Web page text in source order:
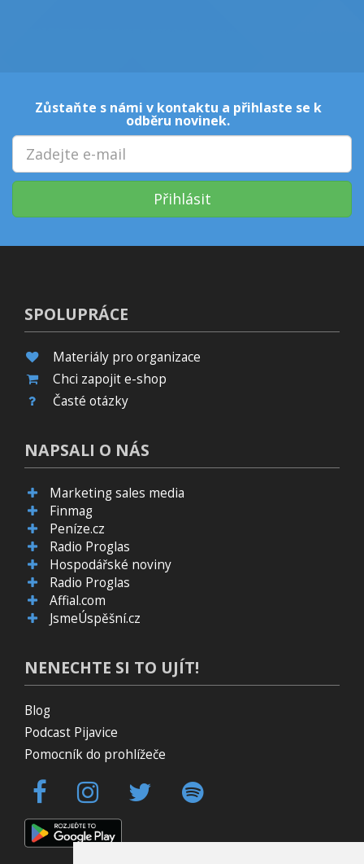
Zůstaňte s námi v kontaktu a přihlaste se k
odběru novinek.
Přihlásit
SPOLUPRÁCE
Materiály pro organizace
Chci zapojit e-shop
Časté otázky
NAPSALI O NÁS
Marketing sales media
Finmag
Peníze.cz
Radio Proglas
Hospodářské noviny
Radio Proglas
Affial.com
JsmeÚspěšní.cz
NENECHTE SI TO UJÍT!
Blog
Podcast Pijavice
Pomocník do prohlížeče